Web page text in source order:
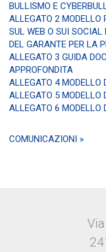
BULLISMO E
ALLEGATO 2 MODELLO
SUL WEB O SUI SOCIAL
DEL GARANTE PER LA
ALLEGATO 3 GUIDA
APPROFONDITA
ALLEGATO 4 MODELLO
ALLEGATO 5 MODELLO
ALLEGATO 6 MODELLO
COMUNICAZIONI »